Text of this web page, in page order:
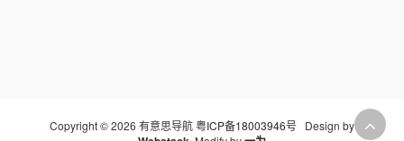
Copyright © 2026 有意思导航粤ICP备18003946号 Design by